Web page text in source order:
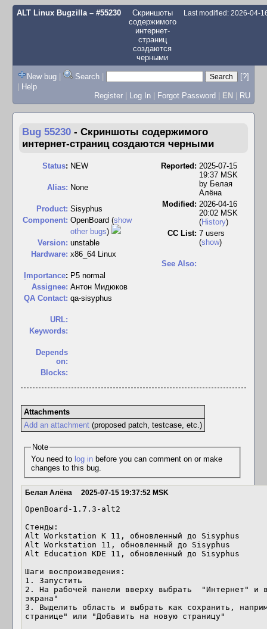
ALT Linux Bugzilla– #55230
Скриншоты
содержимого
интернет-
страниц
создаются
черными
Last modified: 2026-04-
New bug | Search |
[?]
| Help
Register | Log In | Forgot Password | EN | RU
Bug 55230 - Скриншоты содержимого
интернет-страниц создаются черными
Status: NEW
Alias: None
Product: Sisyphus
Component: OpenBoard (show
other bugs)
Version: unstable
Hardware: x86_64 Linux
mportance: P5 normal
Assignee: Антон Мидюков
QA Contact: qa-sisyphus
URL:
Keywords:
Depends
on:
Blocks:
Reported: 2025-07-15
19:37 MSK
by Белая
Алёна
Modified: 2026-04-16
20:02 MSK
(History)
CC List: 7 users
(show)
See Also:
Attachments
Add an attachment(proposed patch, testcase, etc.)
Note
You need to log inbefore you can comment on or make
changes to this bug.
Белая Алёна 2025-07-15 19:37:52 MSK
OpenBoard-1.7.3-alt2
Стенды:
Alt Workstation K 11, обновленный до Sisyphus
Alt Workstation 11, обновленный до Sisyphus
Alt Education KDE 11, обновленный до Sisyphus
Шаги воспроизведения:
1. Запустить
2. На рабочей панели вверху выбрать  "Интернет" и
экрана"
3. Выделить область и выбрать как сохранить,
странице" или "Добавить на новую страницу"